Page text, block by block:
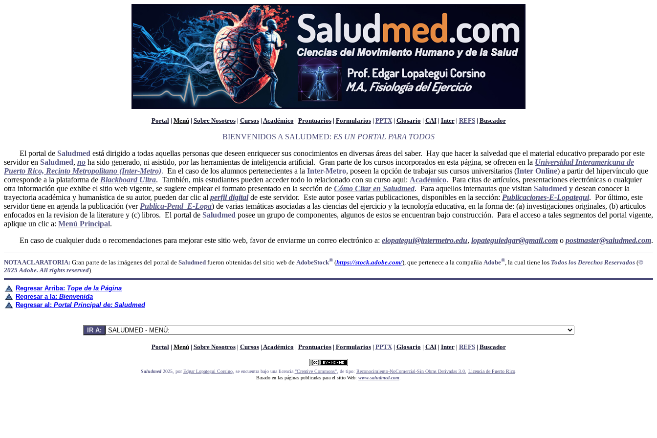
Portal| Menú| Sobre Nosotros| Cursos | Académico | Prontuarios | Formularios | PPTX| Glosario | CAI| Inter | REFS | Buscador
BIENVENIDOS A SALUDMED: ES UN PORTAL PARA TODOS
El portal de Saludmed está dirigido a todas aquellas personas que deseen enriquecer sus conocimientos en diversas áreas del saber. Hay que hacer la salvedad que el material educativo preparado por este
servidor en Saludmed, no ha sido generado, ni asistido, por las herramientas de inteligencia artificial. Gran parte de los cursos incorporados en esta página, se ofrecen en la Universidad Interamericana de
Puerto Rico, Recinto Metropolitano (Inter-Metro). En el caso de los alumnos pertenecientes a la Inter-Metro, poseen la opción de trabajar sus cursos universitarios (Inter Online) a partir del hipervínculo que
corresponde a la plataforma de Blackboard Ultra. También, mis estudiantes pueden acceder todo lo relacionado con su curso aqui: Académico. Para citas de artículos, presentaciones electrónicas o cualquier
otra información que exhibe el sitio web vigente, se sugiere emplear el formato presentado en la sección de Cómo Citar en Saludmed. Para aquellos internautas que visitan Saludmed y desean conocer la
trayectoria académica y humanística de su autor, pueden dar clic al perfil digitalde este servidor. Este autor posee varias publicaciones, disponibles en la sección: Publicaciones-E-Lopategui. Por último, este
servidor tiene en agenda la publicación (ver Publica-Pend_E-Lopa) de varias temáticas asociadas a las ciencias del ejercicio y la tecnología educativa, en la forma de: (a) investigaciones originales, (b) articulos
enfocados en la revision de la literature y (c) libros. El portal de Saludmed posee un grupo de componentes, algunos de estos se encuentran bajo construcción. Para el acceso a tales segmentos del portal vigente,
aplique un clic a: Menú Principal.
En caso de cualquier duda o recomendaciones para mejorar este sitio web, favor de enviarme un correo electrónico a: elopategui@intermetro.edu, lopateguiedgar@gmail.com o postmaster@saludmed.com.
NOTA ACLARATORIA: Gran parte de las imágenes del portal de Saludmed fueron obtenidas del sitio web de AdobeStock® (https://stock.adobe.com/), que pertenece a la compañia Adobe®, la cual tiene los Todos los Derechos Reservados (©
2025 Adobe. All rights reserved).
Regresar Arriba: Tope de la Página
Regresar a la: Bienvenida
Regresar al: Portal Principal de: Saludmed
Portal| Menú| Sobre Nosotros| Cursos | Académico | Prontuarios| Formularios | PPTX| Glosario | CAI| Inter | REFS | Buscador
Saludmed2025, porEdgar Lopategui Corsino, se encuentra bajo una licencia "Creative Commons", de tipo: Reconocimiento-NoComercial-Sin Obras Derivadas 3.0. Licencia de Puerto Rico.
Basado en las páginas publicadas para el sitio Web: www.saludmed.com.